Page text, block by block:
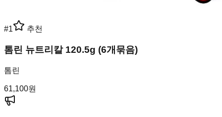
#1 추천
톰린 뉴트리칼 120.5g (6개묶음)
톰린
61,100원